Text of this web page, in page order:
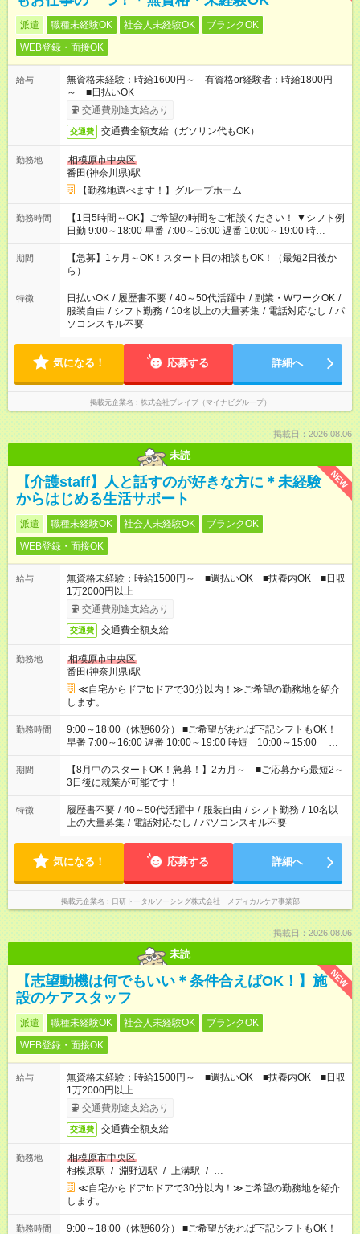
派遣 職種未経験OK 社会人未経験OK
ブランクOK
WEB登録・面接OK
給与
無資格未経験：時給1600円～ 有資格or経験者：時給1800円
～ ■日払いOK
交通費別途支給あり
交通費 交通費全額支給（ガソリン代もOK）
勤務地
相模原市中央区
番田(神奈川県)駅
【勤務地選べます！】グループホーム
勤務時間
【1日5時間～OK】ご希望の時間をご相談ください！ ▼シフト例
日勤 9:00～18:00 早番 7:00～16:00 遅番 10:00～19:00 時
短 10:00～15:00 上記はあくまで一例です。 「夕方までには帰宅
しておきたい」 「朝はゆっくりのスタートがいい」 「お昼の時
間を有効に使いたい」 など、ご希望があれば教えてください
ね。
期間
【急募】1ヶ月～OK！スタート日の相談もOK！（最短2日後か
ら）
特徴 日払いOK / 履歴書不要 / 40～50代活躍中 / 副業・WワークOK /
服装自由 / シフト勤務 / 10名以上の大量募集 / 電話対応なし / パ
ソコンスキル不要
気になる！ 応募する 詳細へ
掲載元企業名 株式会社ブレイブ（マイナビグループ）
掲載日：2026.08.06
未読
NEW
【介護staff】人と話すのが好きな方に＊未経験
からはじめる生活サポート
派遣 職種未経験OK 社会人未経験OK
ブランクOK
WEB登録・面接OK
給与
無資格未経験：時給1500円～ ■週払いOK ■扶養内OK ■日収
1万2000円以上
交通費別途支給あり
交通費 交通費全額支給
勤務地
相模原市中央区
番田(神奈川県)駅
≪自宅からドアtoドアで30分以内！≫ご希望の勤務地を紹介
します。
勤務時間
9:00～18:00（休憩60分） ■ご希望があれば下記シフトもOK！
早番 7:00～16:00 遅番 10:00～19:00 時短 10:00～15:00 「家
族と休みを合わせたい」 「余裕を持って夕飯の準備がしたい」
「できれば残業はしたくない」 など、ご希望を教えてください
ね。 ※Wワーク希望の方へ 今ご覧のお仕事で希望する勤務時間
と、もう1つのお仕事の勤務時間。 合計で週40時間を超える場
合は応募できません。
期間
【8月中のスタートOK！急募！】2カ月～ ■ご応募から最短2～
3日後に就業が可能です！
特徴 履歴書不要 / 40～50代活躍中 / 服装自由 / シフト勤務 / 10名以
上の大量募集 / 電話対応なし / パソコンスキル不要
気になる！ 応募する 詳細へ
掲載元企業名 日研トータルソーシング株式会社 メディカルケア事業部
掲載日：2026.08.06
未読
NEW
【志望動機は何でもいい＊条件合えばOK！】施
設のケアスタッフ
派遣 職種未経験OK 社会人未経験OK
ブランクOK
WEB登録・面接OK
給与
無資格未経験：時給1500円～ ■週払いOK ■扶養内OK ■日収
1万2000円以上
交通費別途支給あり
交通費 交通費全額支給
勤務地
相模原市中央区
相模原駅 / 淵野辺駅 / 上溝駅 / …
≪自宅からドアtoドアで30分以内！≫ご希望の勤務地を紹介
します。
勤務時間 9:00～18:00（休憩60分） ■ご希望があれば下記シフトもOK！